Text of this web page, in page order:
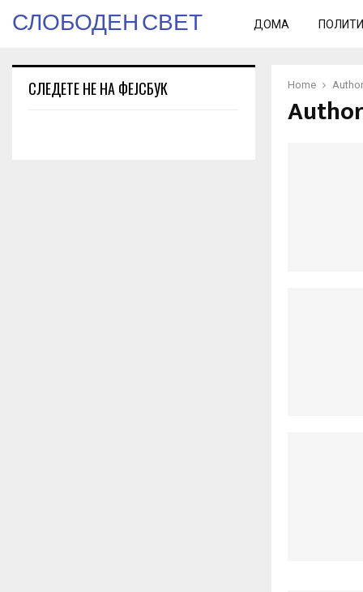
СЛОБОДЕН СВЕТ ДОМА
Home Author
СЛЕДЕТЕ НЕ НА ФЕЈСБУК